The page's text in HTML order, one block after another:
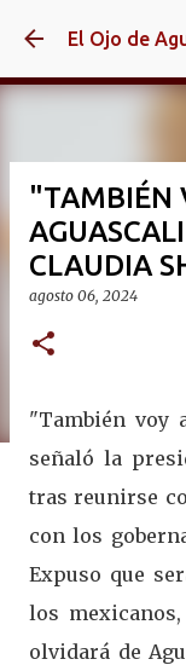
Ir
El Ojo de
"TAMBIÉN
CLAUDIA
agosto 06, 2024
"También voy
señaló la
tras reunirse
con los
Expuso que
los
olvidará de